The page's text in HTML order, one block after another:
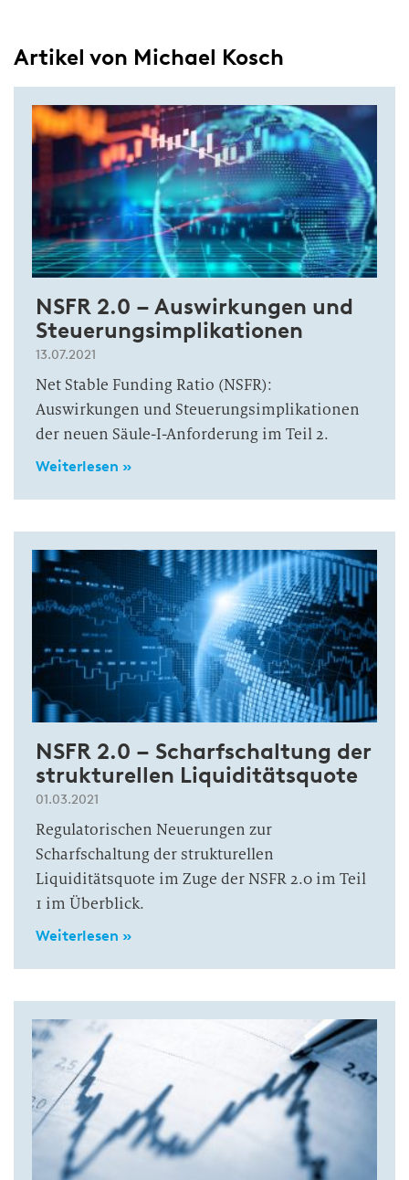
Artikel von Michael Kosch
NSFR 2.0 – Auswirkungen und
Steuerungsimplikationen
13.07.2021
Net Stable Funding Ratio (NSFR):
Auswirkungen und Steuerungsimplikationen
der neuen Säule-I-Anforderung im Teil 2.
Weiterlesen »
NSFR 2.0 – Scharfschaltung der
strukturellen Liquiditätsquote
01.03.2021
Regulatorischen Neuerungen zur
Scharfschaltung der strukturellen
Liquiditätsquote im Zuge der NSFR 2.0 im Teil
1 im Überblick.
Weiterlesen »